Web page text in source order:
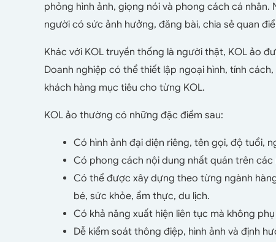
phỏng hình ảnh, giọng nói và phong cách cá
người có sức ảnh hưởng, đăng bài, chia sẻ quan
Khác với KOL truyền thống là người thật, KOL ảo
Doanh nghiệp có thể thiết lập ngoại hình, tính
khách hàng mục tiêu cho từng KOL.
KOL ảo thường có những đặc điểm sau:
Có hình ảnh đại diện riêng, tên gọi, độ tuổi,
Có phong cách nội dung nhất quán trên các
Có thể được xây dựng theo từng ngành
bé, sức khỏe, ẩm thực, du lịch.
Có khả năng xuất hiện liên tục mà không
Dễ kiểm soát thông điệp, hình ảnh và định